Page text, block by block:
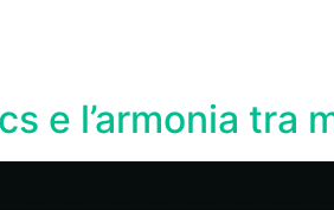
e l’armonia tra